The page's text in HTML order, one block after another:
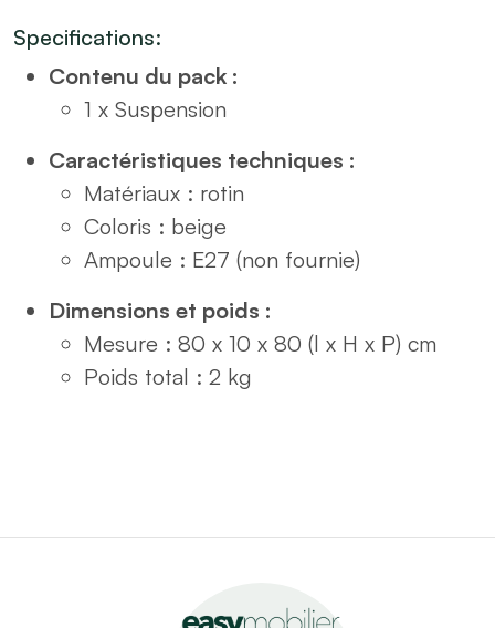
Specifications:
Contenu du pack :
1 x Suspension
Caractéristiques techniques :
Matériaux : rotin
Coloris : beige
Ampoule : E27 (non fournie)
Dimensions et poids :
Mesure : 80 x 10 x 80 (l x H x P) cm
Poids total : 2 kg